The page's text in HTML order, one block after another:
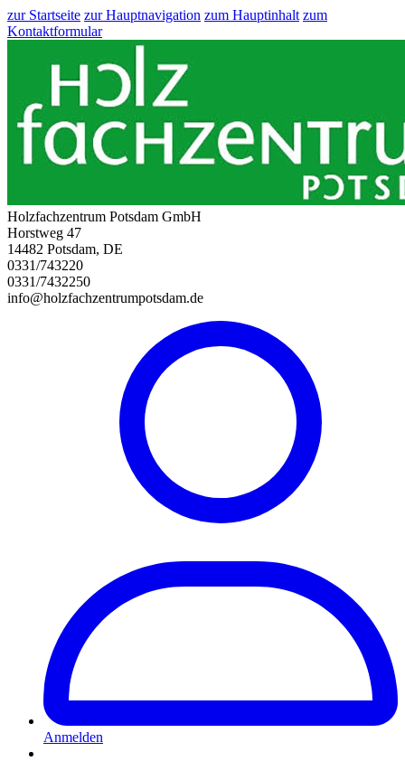
zur Startseite zur Hauptnavigation zum Hauptinhalt zum
Kontaktformular
Holzfachzentrum Potsdam GmbH
Horstweg 47
14482 Potsdam, DE
0331/743220
0331/7432250
info@holzfachzentrumpotsdam.de
Anmelden